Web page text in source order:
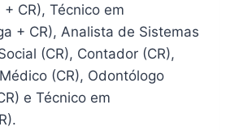
CR), Técnico em
+ CR), Analista de Sistemas
(CR), Contador (CR),
(CR), Odontólogo
e Técnico em